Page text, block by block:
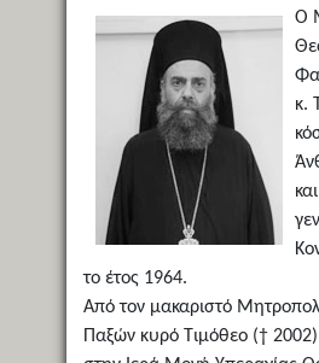
Ο
κ.
το έτος 1964.
Από τον μακαριστό
Παξών κυρό Τιμόθεο (†